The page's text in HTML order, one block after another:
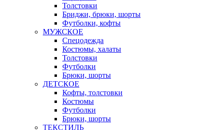
Толстовки
Бриджи, брюки, шорты
Футболки, кофты
МУЖСКОЕ
Спецодежда
Костюмы, халаты
Толстовки
Футболки
Брюки, шорты
ДЕТСКОЕ
Кофты, толстовки
Костюмы
Футболки
Брюки, шорты
ТЕКСТИЛЬ